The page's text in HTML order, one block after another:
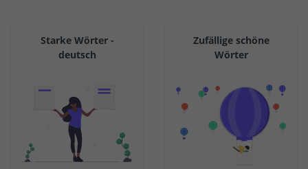
Starke Wörter -
deutsch
Zufällige schöne
Wörter